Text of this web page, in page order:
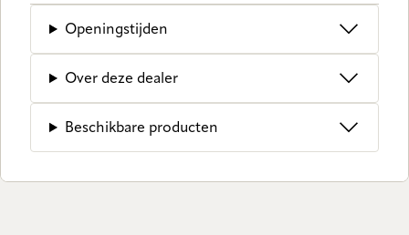
Openingstijden
Over deze dealer
Beschikbare producten